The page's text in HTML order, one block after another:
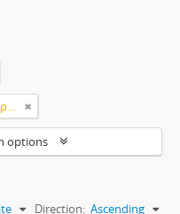
Κέντρο Αποδήμων Μακεδόνων, Εταιρεία Μακεδονικών Σπουδών.
options
Direction: Ascending